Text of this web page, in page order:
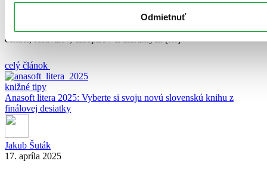
Odmietnuť
motorom. Preto sme sa rozhodli, že 1 % z nášho obratu od 20.
marca do konca apríla 2026 venujeme na podporu kultúrnych akcií,
ktoré sa ocitli v existenčných problémoch. Desiatky kultúrnych
centier, festivalov, časopisov či literárnych […]
celý článok
knižné tipy
Anasoft litera 2025: Vyberte si svoju novú slovenskú knihu z
finálovej desiatky
Jakub Šuták
17. apríla 2025